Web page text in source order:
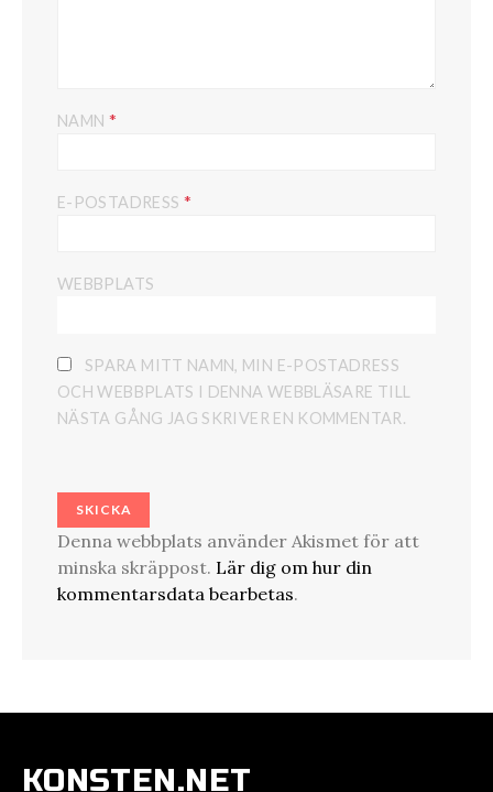
NAMN *
E-POSTADRESS *
WEBBPLATS
SPARA MITT NAMN, MIN E-POSTADRESS
OCH WEBBPLATS I DENNA WEBBLÄSARE TILL
NÄSTA GÅNG JAG SKRIVER EN KOMMENTAR.
Denna webbplats använder Akismet för att
minska skräppost. Lär dig om hur din
kommentarsdata bearbetas.
KONSTEN.NET